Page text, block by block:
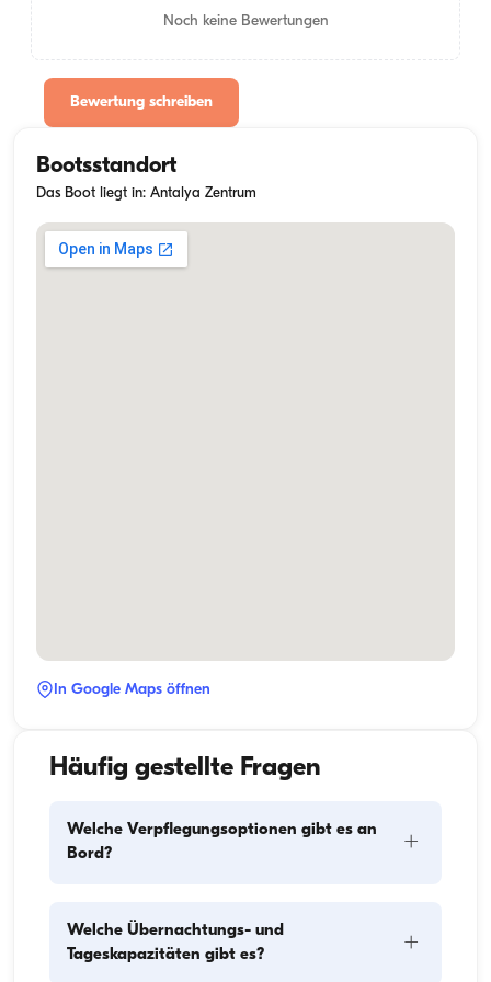
Noch keine Bewertungen
Bewertung schreiben
Bootsstandort
Das Boot liegt in: Antalya Zentrum
In Google Maps öffnen
Häufig gestellte Fragen
Welche Verpflegungsoptionen gibt es an
Bord?
+
Hauptkomponenten: dem Einkauf der Vorräte und
der Zubereitung der Mahlzeiten. Die Gäste können
Welche Übernachtungs- und
Tageskapazitäten gibt es?
+